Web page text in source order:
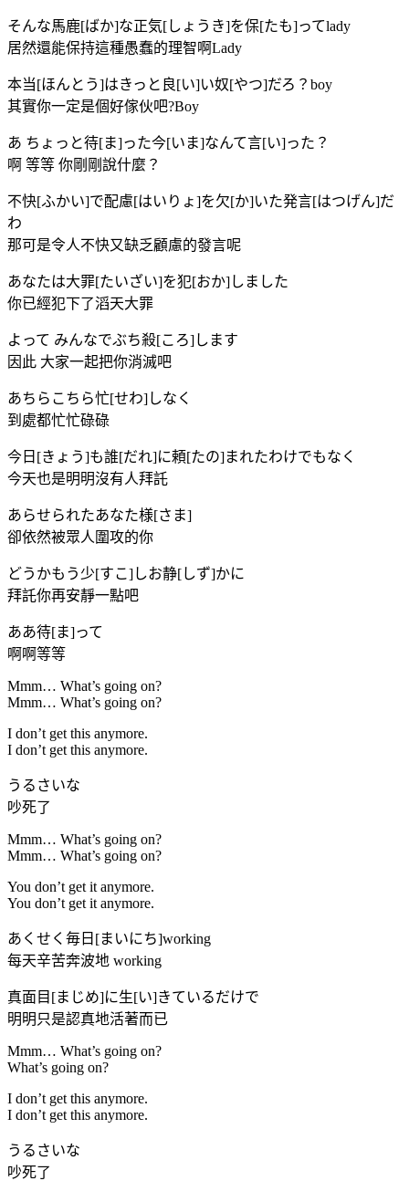
そんな馬鹿[ばか]な正気[しょうき]を保[たも]ってlady
居然還能保持這種愚蠢的理智啊Lady
本当[ほんとう]はきっと良[い]い奴[やつ]だろ？boy
其實你一定是個好傢伙吧?Boy
あ ちょっと待[ま]った今[いま]なんて言[い]った？
啊 等等 你剛剛說什麼？
不快[ふかい]で配慮[はいりょ]を欠[か]いた発言[はつげん]だ
わ
那可是令人不快又缺乏顧慮的發言呢
あなたは大罪[たいざい]を犯[おか]しました
你已經犯下了滔天大罪
よって みんなでぶち殺[ころ]します
因此 大家一起把你消滅吧
あちらこちら忙[せわ]しなく
到處都忙忙碌碌
今日[きょう]も誰[だれ]に頼[たの]まれたわけでもなく
今天也是明明沒有人拜託
あらせられたあなた様[さま]
卻依然被眾人圍攻的你
どうかもう少[すこ]しお静[しず]かに
拜託你再安靜一點吧
ああ待[ま]って
啊啊等等
Mmm… What’s going on?
Mmm… What’s going on?
I don’t get this anymore.
I don’t get this anymore.
うるさいな
吵死了
Mmm… What’s going on?
Mmm… What’s going on?
You don’t get it anymore.
You don’t get it anymore.
あくせく毎日[まいにち]working
每天辛苦奔波地 working
真面目[まじめ]に生[い]きているだけで
明明只是認真地活著而已
Mmm… What’s going on?
What’s going on?
I don’t get this anymore.
I don’t get this anymore.
うるさいな
吵死了